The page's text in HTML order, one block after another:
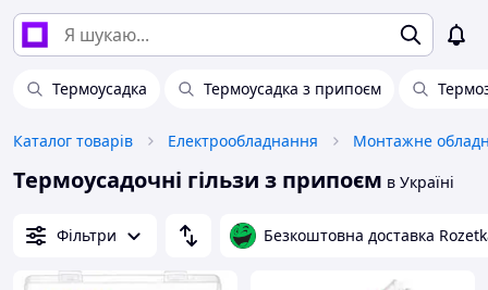
Термоусадка Термоусадка з припоєм
Каталог товарів Електрообладнання Монтажне
Термоусадочні гільзи з припоєм в Україні
Фільтри Безкоштовна доставка